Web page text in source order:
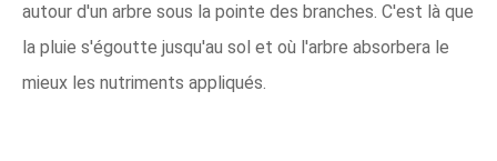
autour d'un arbre sous la pointe des branches. C'est là que
la pluie s'égoutte jusqu'au sol et où l'arbre absorbera le
mieux les nutriments appliqués.